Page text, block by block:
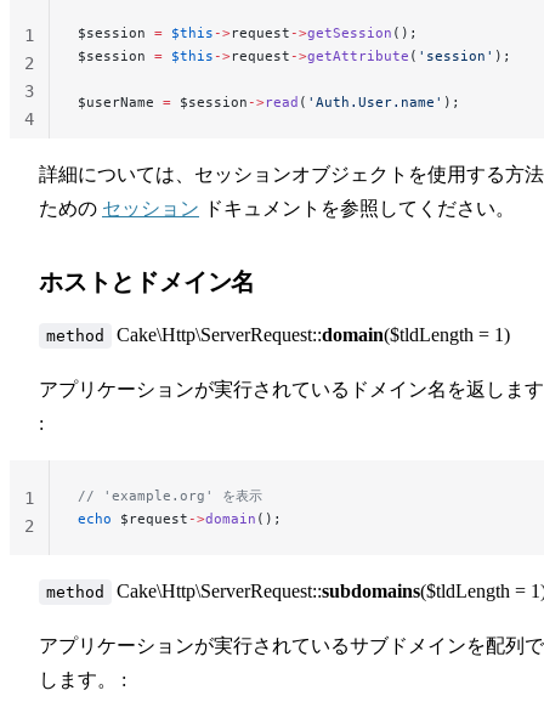
$session = $this ->request ->getSession ();
$session = $this ->request ->getAttribute ( 'session' );
$userName = $session ->read ( 'Auth.User.name' );
1
2
3
4
詳細については、セッションオブジェクトを使用する方
ための セッション ドキュメントを参照してください。
ホストとドメイン名
method Cake\Http\ServerRequest::domain($tldLength = 1)
アプリケーションが実行されているドメイン名を返しま
:
// 'example.org' を表示
echo $request ->domain ();
1
2
method Cake\Http\ServerRequest::subdomains($tldLength =
アプリケーションが実行されているサブドメインを配列
します。 :